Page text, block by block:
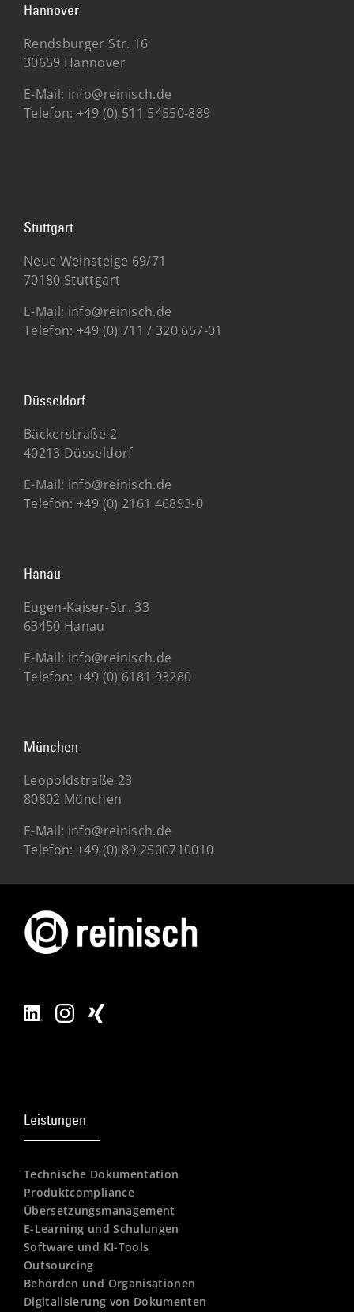
Hannover
Rendsburger Str. 16
30659 Hannover
E-Mail: info@reinisch.de
Telefon: +49 (0) 511 54550-889
Stuttgart
Neue Weinsteige 69/71
70180 Stuttgart
E-Mail: info@reinisch.de
Telefon: +49 (0) 711 / 320 657-01
Düsseldorf
Bäckerstraße 2
40213 Düsseldorf
E-Mail: info@reinisch.de
Telefon: +49 (0) 2161 46893-0
Hanau
Eugen-Kaiser-Str. 33
63450 Hanau
E-Mail: info@reinisch.de
Telefon: +49 (0) 6181 93280
München
Leopoldstraße 23
80802 München
E-Mail: info@reinisch.de
Telefon: +49 (0) 89 2500710010
Leistungen
Technische Dokumentation
Produktcompliance
Übersetzungsmanagement
E-Learning und Schulungen
Software und KI-Tools
Outsourcing
Behörden und Organisationen
Digitalisierung von Dokumenten